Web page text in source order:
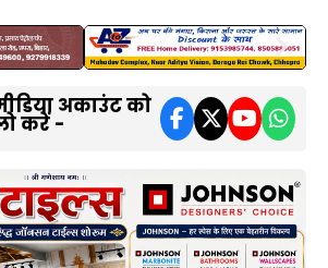
अकाउंट को
करें -